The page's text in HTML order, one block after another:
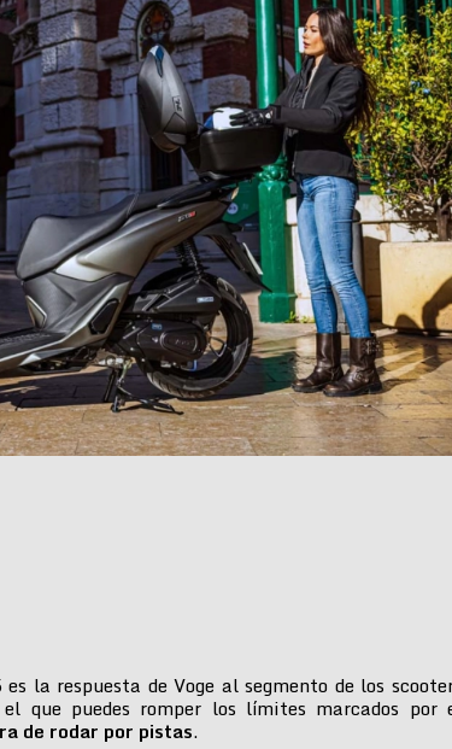
la respuesta de Voge al segmento de los
el que puedes romper los límites marcados por
de rodar por pistas.